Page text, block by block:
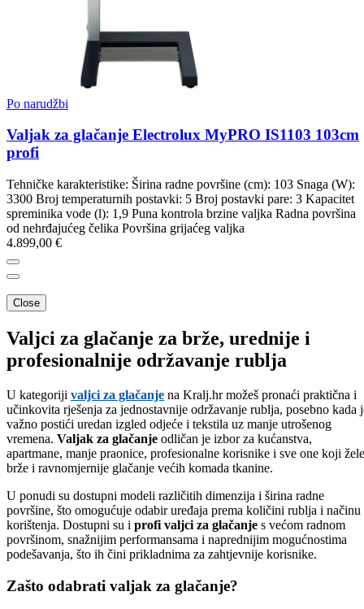
Po narudžbi
Valjak za glačanje Electrolux MyPRO IS1103 103cm
profi
Tehničke karakteristike: Širina radne površine (cm): 103 Snaga (W):
3300 Broj temperaturnih postavki: 5 Broj postavki pare: 3 Kapacitet
spreminika vode (l): 1,9 Puna kontrola brzine valjka Radna površina
od nehrđajućeg čelika Površina grijaćeg valjka
4.899,00 €
Close
Valjci za glačanje za brže, urednije i
profesionalnije održavanje rublja
U kategoriji valjci za glačanje na Kralj.hr možeš pronaći praktična i
učinkovita rješenja za jednostavnije održavanje rublja, posebno kada
važno postići uredan izgled odjeće i tekstila uz manje utrošenog
vremena. Valjak za glačanje odličan je izbor za kućanstva,
apartmane, manje praonice, profesionalne korisnike i sve one koji žele
brže i ravnomjernije glačanje većih komada tkanine.
U ponudi su dostupni modeli različitih dimenzija i širina radne
površine, što omogućuje odabir uređaja prema količini rublja i načinu
korištenja. Dostupni su i profi valjci za glačanje s većom radnom
površinom, snažnijim performansama i naprednijim mogućnostima
podešavanja, što ih čini prikladnima za zahtjevnije korisnike.
Zašto odabrati valjak za glačanje?